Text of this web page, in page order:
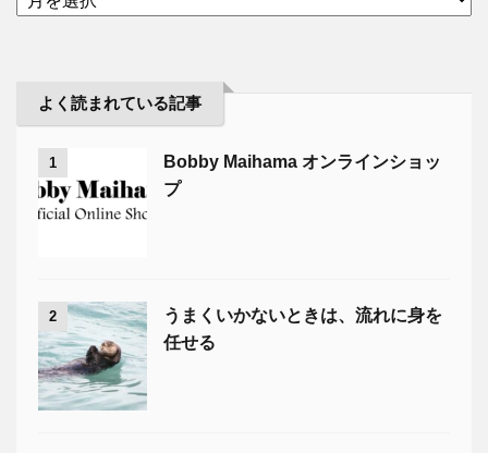
よく読まれている記事
1
Bobby Maihama オンラインショッ
プ
2
うまくいかないときは、流れに身を
任せる